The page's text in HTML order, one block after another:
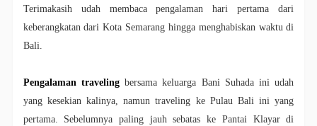
Terimakasih udah membaca pengalaman hari pertama dari
keberangkatan dari Kota Semarang hingga menghabiskan waktu di
Bali.
Pengalaman travelingbersama keluarga Bani Suhada ini udah
yang kesekian kalinya, namun traveling ke Pulau Bali ini yang
pertama. Sebelumnya paling jauh sebatas ke Pantai Klayar di